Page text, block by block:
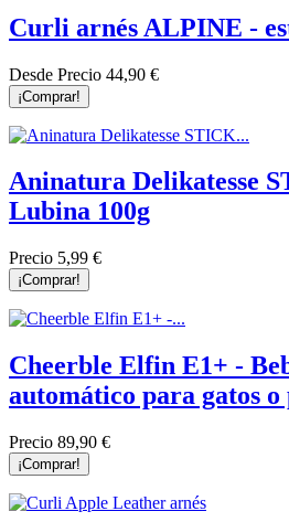
Curli arnés ALPINE -
Desde Precio 44,90 €
¡Comprar!
Aninatura Delikatesse
Lubina 100g
Precio 5,99 €
¡Comprar!
Cheerble Elfin E1+ -
automático para gatos o
Precio 89,90 €
¡Comprar!